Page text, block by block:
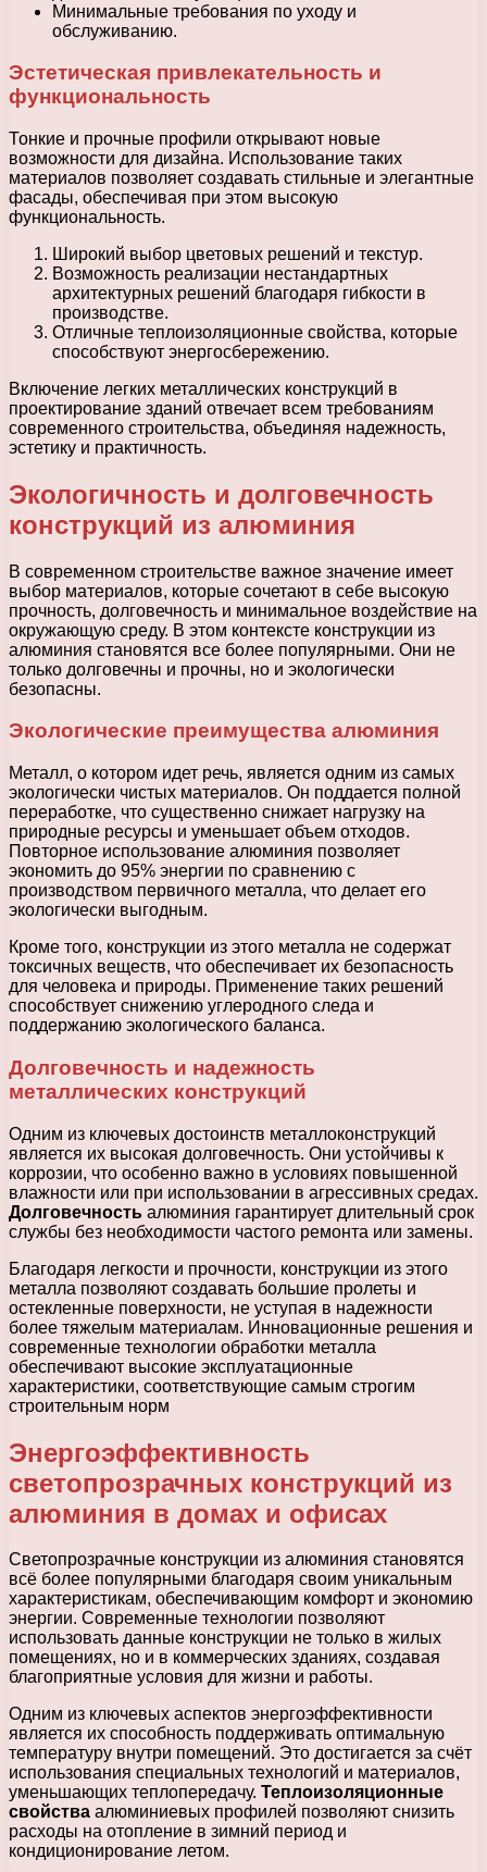
Минимальные требования по уходу и
обслуживанию.
Эстетическая привлекательность и
функциональность
Тонкие и прочные профили открывают новые
возможности для дизайна. Использование таких
материалов позволяет создавать стильные и элегантные
фасады, обеспечивая при этом высокую
функциональность.
Широкий выбор цветовых решений и текстур.
Возможность реализации нестандартных
архитектурных решений благодаря гибкости в
производстве.
Отличные теплоизоляционные свойства, которые
способствуют энергосбережению.
Включение легких металлических конструкций в
проектирование зданий отвечает всем требованиям
современного строительства, объединяя надежность,
эстетику и практичность.
Экологичность и долговечность
конструкций из алюминия
В современном строительстве важное значение имеет
выбор материалов, которые сочетают в себе высокую
прочность, долговечность и минимальное воздействие на
окружающую среду. В этом контексте конструкции из
алюминия становятся все более популярными. Они не
только долговечны и прочны, но и экологически
безопасны.
Экологические преимущества алюминия
Металл, о котором идет речь, является одним из самых
экологически чистых материалов. Он поддается полной
переработке, что существенно снижает нагрузку на
природные ресурсы и уменьшает объем отходов.
Повторное использование алюминия позволяет
экономить до 95% энергии по сравнению с
производством первичного металла, что делает его
экологически выгодным.
Кроме того, конструкции из этого металла не содержат
токсичных веществ, что обеспечивает их безопасность
для человека и природы. Применение таких решений
способствует снижению углеродного следа и
поддержанию экологического баланса.
Долговечность и надежность
металлических конструкций
Одним из ключевых достоинств металлоконструкций
является их высокая долговечность. Они устойчивы к
коррозии, что особенно важно в условиях повышенной
влажности или при использовании в агрессивных средах.
Долговечность алюминия гарантирует длительный срок
службы без необходимости частого ремонта или замены.
Благодаря легкости и прочности, конструкции из этого
металла позволяют создавать большие пролеты и
остекленные поверхности, не уступая в надежности
более тяжелым материалам. Инновационные решения и
современные технологии обработки металла
обеспечивают высокие эксплуатационные
характеристики, соответствующие самым строгим
строительным норм
Энергоэффективность
светопрозрачных конструкций из
алюминия в домах и офисах
Светопрозрачные конструкции из алюминия становятся
всё более популярными благодаря своим уникальным
характеристикам, обеспечивающим комфорт и экономию
энергии. Современные технологии позволяют
использовать данные конструкции не только в жилых
помещениях, но и в коммерческих зданиях, создавая
благоприятные условия для жизни и работы.
Одним из ключевых аспектов энергоэффективности
является их способность поддерживать оптимальную
температуру внутри помещений. Это достигается за счёт
использования специальных технологий и материалов,
уменьшающих теплопередачу. Теплоизоляционные
свойства алюминиевых профилей позволяют снизить
расходы на отопление в зимний период и
кондиционирование летом.